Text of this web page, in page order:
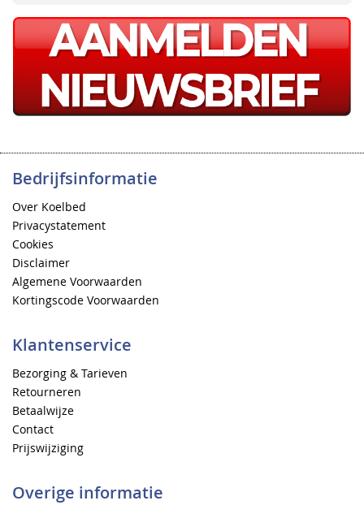
Bedrijfsinformatie
Over Koelbed
Privacystatement
Cookies
Disclaimer
Algemene Voorwaarden
Kortingscode Voorwaarden
Klantenservice
Bezorging & Tarieven
Retourneren
Betaalwijze
Contact
Prijswijziging
Overige informatie